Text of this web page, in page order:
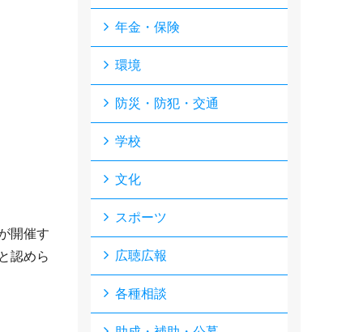
開催す
認めら
年金・保険
環境
防災・防犯・交通
学校
文化
スポーツ
広聴広報
各種相談